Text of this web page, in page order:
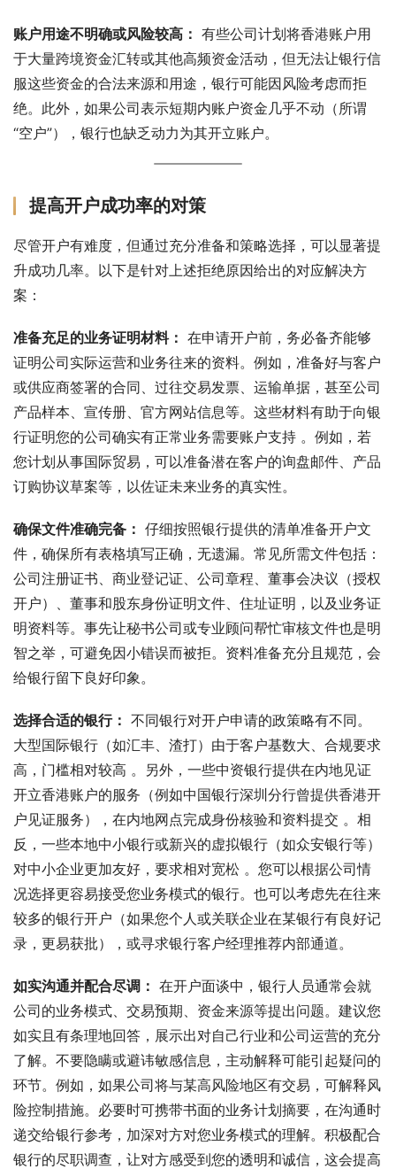
账户用途不明确或风险较高： 有些公司计划将香港账户用
于大量跨境资金汇转或其他高频资金活动，但无法让银行信
服这些资金的合法来源和用途，银行可能因风险考虑而拒
绝。此外，如果公司表示短期内账户资金几乎不动（所谓
“空户”），银行也缺乏动力为其开立账户。
提高开户成功率的对策
尽管开户有难度，但通过充分准备和策略选择，可以显著提
升成功几率。以下是针对上述拒绝原因给出的对应解决方
案：
准备充足的业务证明材料： 在申请开户前，务必备齐能够
证明公司实际运营和业务往来的资料。例如，准备好与客户
或供应商签署的合同、过往交易发票、运输单据，甚至公司
产品样本、宣传册、官方网站信息等。这些材料有助于向银
行证明您的公司确实有正常业务需要账户支持 。例如，若
您计划从事国际贸易，可以准备潜在客户的询盘邮件、产品
订购协议草案等，以佐证未来业务的真实性。
确保文件准确完备： 仔细按照银行提供的清单准备开户文
件，确保所有表格填写正确，无遗漏。常见所需文件包括：
公司注册证书、商业登记证、公司章程、董事会决议（授权
开户）、董事和股东身份证明文件、住址证明，以及业务证
明资料等。事先让秘书公司或专业顾问帮忙审核文件也是明
智之举，可避免因小错误而被拒。资料准备充分且规范，会
给银行留下良好印象。
选择合适的银行： 不同银行对开户申请的政策略有不同。
大型国际银行（如汇丰、渣打）由于客户基数大、合规要求
高，门槛相对较高 。另外，一些中资银行提供在内地见证
开立香港账户的服务（例如中国银行深圳分行曾提供香港开
户见证服务），在内地网点完成身份核验和资料提交 。相
反，一些本地中小银行或新兴的虚拟银行（如众安银行等）
对中小企业更加友好，要求相对宽松 。您可以根据公司情
况选择更容易接受您业务模式的银行。也可以考虑先在往来
较多的银行开户（如果您个人或关联企业在某银行有良好记
录，更易获批），或寻求银行客户经理推荐内部通道。
如实沟通并配合尽调： 在开户面谈中，银行人员通常会就
公司的业务模式、交易预期、资金来源等提出问题。建议您
如实且有条理地回答，展示出对自己行业和公司运营的充分
了解。不要隐瞒或避讳敏感信息，主动解释可能引起疑问的
环节。例如，如果公司将与某高风险地区有交易，可解释风
险控制措施。必要时可携带书面的业务计划摘要，在沟通时
递交给银行参考，加深对方对您业务模式的理解。积极配合
银行的尽职调查，让对方感受到您的透明和诚信，这会提高